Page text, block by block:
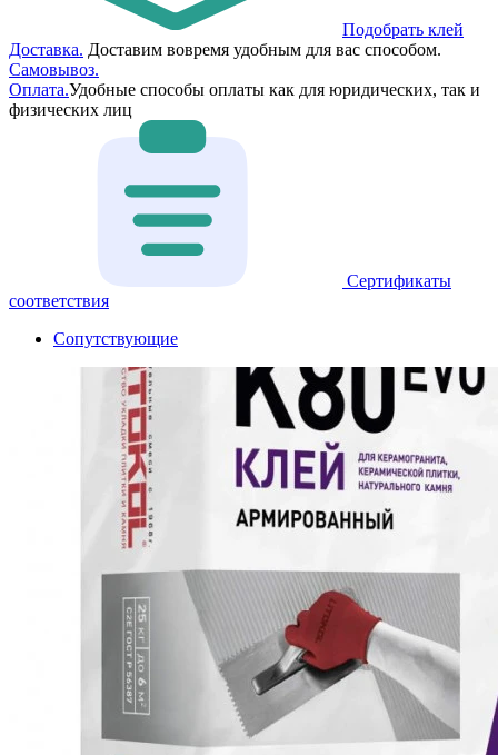
Подобрать клей
Доставка. Доставим вовремя удобным для вас способом.
Самовывоз.
Оплата.Удобные способы оплаты как для юридических, так и
физических лиц
Сертификаты
соответствия
Сопутствующие